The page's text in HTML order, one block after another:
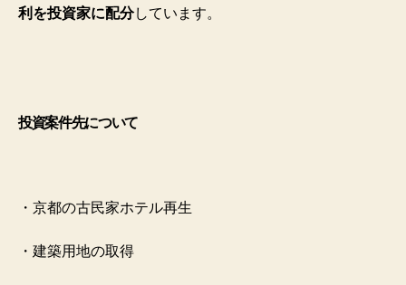
利を投資家に配分しています。
投資案件先について
・京都の古民家ホテル再生
・建築用地の取得